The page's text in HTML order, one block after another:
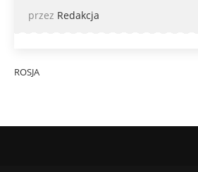
przez Redakcja
ROSJA